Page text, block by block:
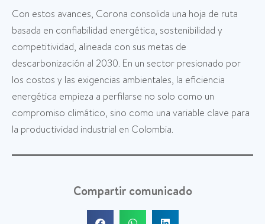
Con estos avances, Corona consolida una hoja de ruta
basada en confiabilidad energética, sostenibilidad y
competitividad, alineada con sus metas de
descarbonización al 2030. En un sector presionado por
los costos y las exigencias ambientales, la eficiencia
energética empieza a perfilarse no solo como un
compromiso climático, sino como una variable clave para
la productividad industrial en Colombia.
Compartir comunicado